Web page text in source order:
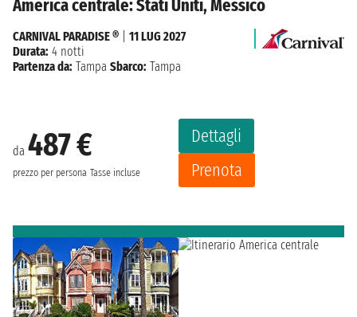
America centrale: Stati Uniti, Messico
da 487 €
prezzo per persona Tasse incluse
Dettagli
Prenota
CARNIVAL PARADISE ®
11 LUG 2027
Durata: 4 notti
Partenza da: Tampa Sbarco: Tampa